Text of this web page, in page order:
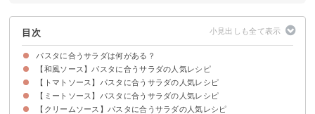
目次
パスタに合うサラダは何がある？
【和風ソース】パスタに合うサラダの人気レシピ
①簡単和風カプレーゼ
②大根とツナのサラダ
③白菜と三つ葉のサラダ
④たこと柚子胡椒のサラダ
【トマトソース】パスタに合うサラダの人気レシピ
①コールスロー
②紫キャベツとカリフラワーのサラダ
③カリフラワーとブロッコリーのサラダ
④エビとアボカドのサラダ
【ミートソース】パスタに合うサラダの人気レシピ
①ポテトサラダ
②タンカンと水菜のサラダ
③そらまめのポルトガル風サラダ
【クリームソース】パスタに合うサラダの人気レシピ